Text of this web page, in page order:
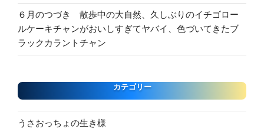
６月のつづき 散歩中の大自然、久しぶりのイチゴロー
ルケーキチャンがおいしすぎてヤバイ、色づいてきたブ
ラックカラントチャン
カテゴリー
うさおっちょの生き様